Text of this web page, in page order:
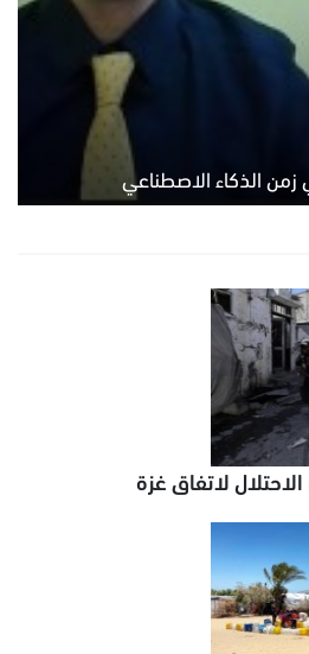
زمن الذكاء الاصطناعي
لاتفاق غزة